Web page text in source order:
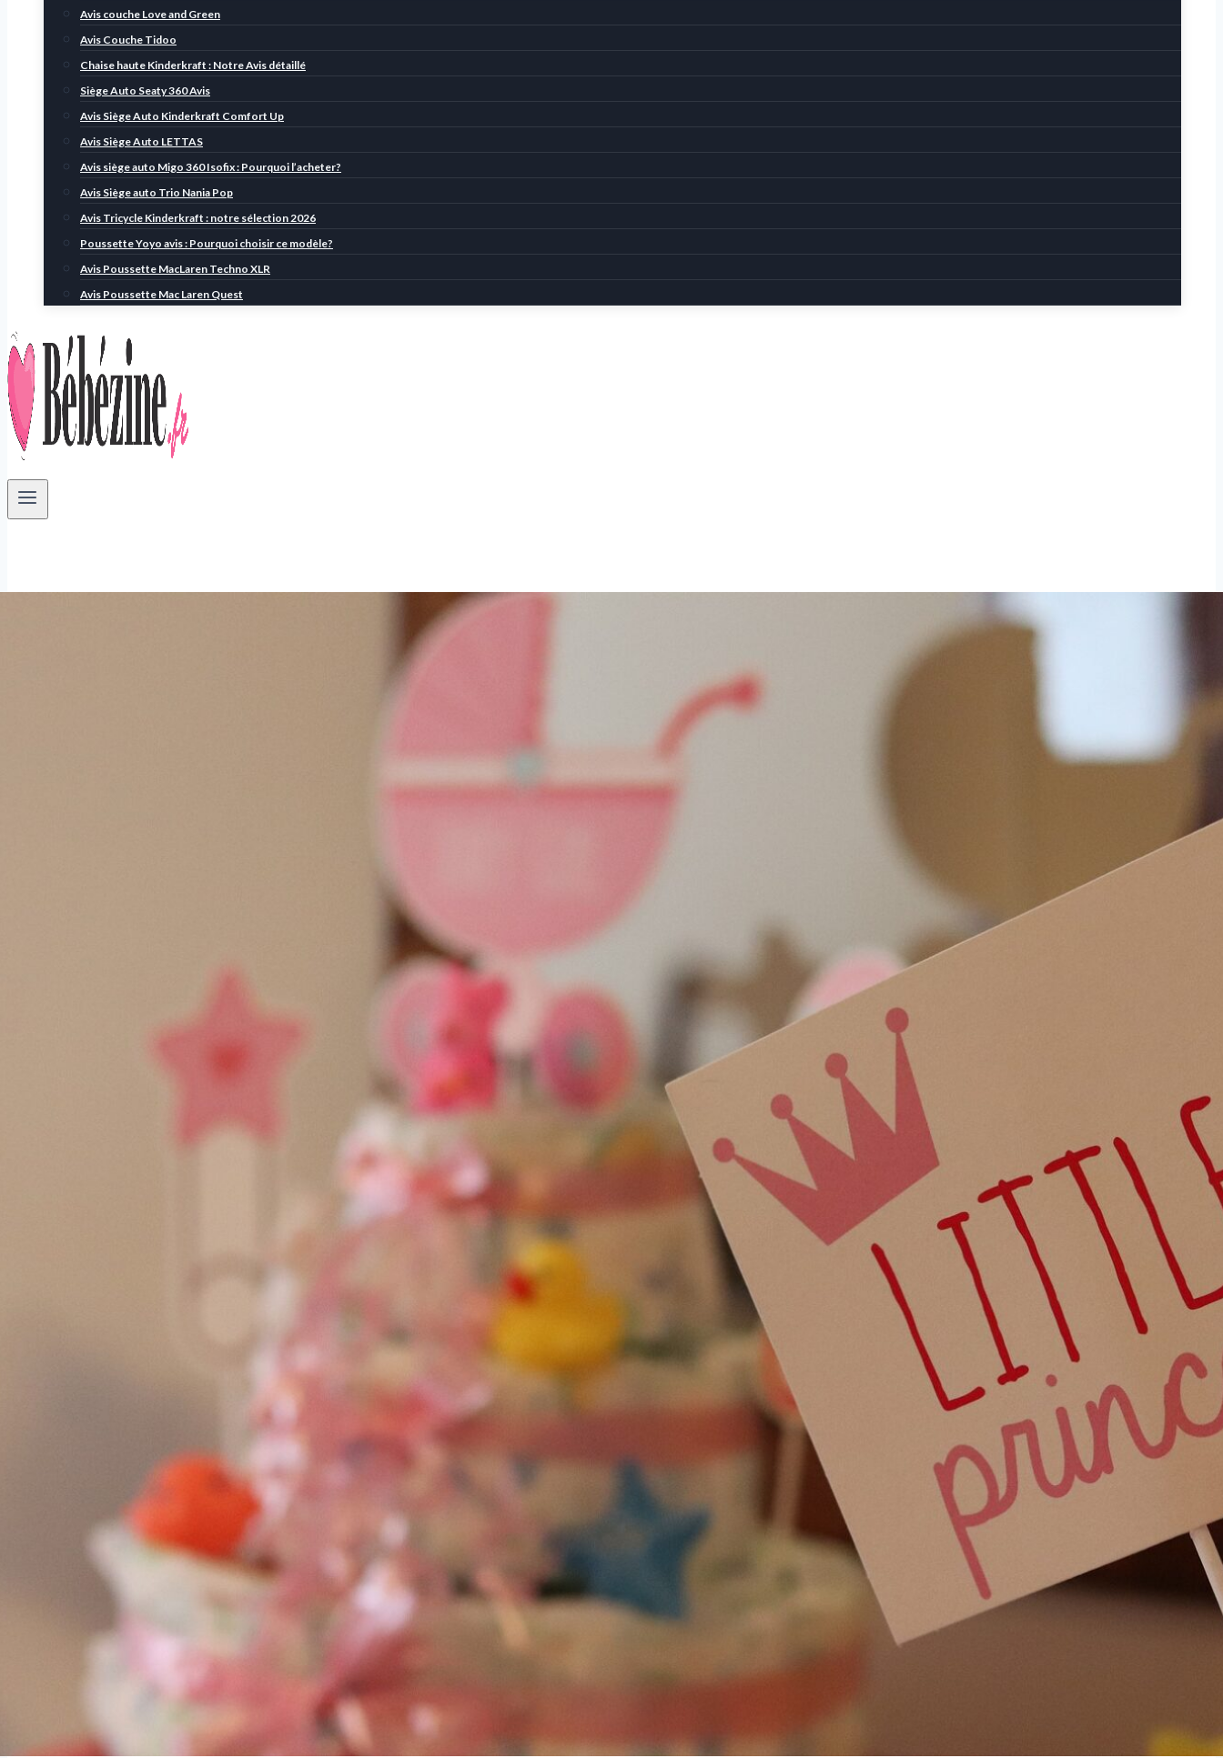
Avis couche Love and Green
Avis Couche Tidoo
Chaise haute Kinderkraft : Notre Avis détaillé
Siège Auto Seaty 360 Avis
Avis Siège Auto Kinderkraft Comfort Up
Avis Siège Auto LETTAS
Avis siège auto Migo 360 Isofix : Pourquoi l’acheter?
Avis Siège auto Trio Nania Pop
Avis Tricycle Kinderkraft : notre sélection 2026
Poussette Yoyo avis : Pourquoi choisir ce modèle?
Avis Poussette MacLaren Techno XLR
Avis Poussette Mac Laren Quest